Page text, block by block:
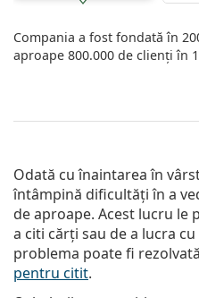
Compania a fost fondată în
aproape 800.000 de clienți în
Odată cu înaintarea în
întâmpină dificultăți în a
de aproape. Acest lucru le
a citi cărți sau de a lucra
problema poate fi
pentru citit.